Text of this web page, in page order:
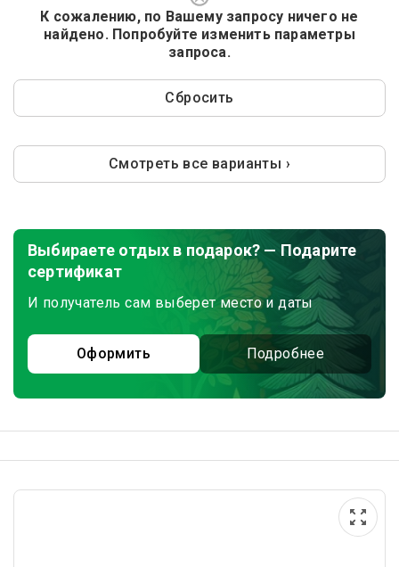
К сожалению, по Вашему запросу ничего не
найдено. Попробуйте изменить параметры
запроса.
Сбросить
Смотреть все варианты ›
Выбираете отдых в подарок? — Подарите
сертификат
И получатель сам выберет место и даты
Оформить Подробнее